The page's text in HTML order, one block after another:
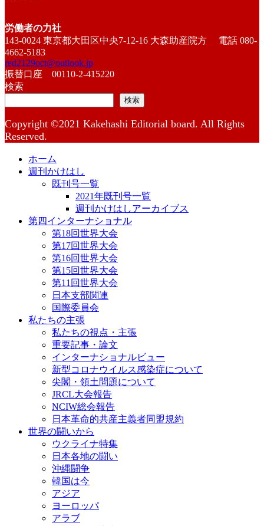
労働者の力社
143-0024 東京都大田区中央7-12-16 大森助産院方 電話 080-
4662-5183
red2129oct@outlook.jp
振替口座 00110-2-415220
検索
検索
Copyright ©2021 Kakehashi Editorial board. All Rights
Reserved.
ホーム
週刊かけはし
既刊号一覧
2021年既刊号一覧
週刊かけはしアーカイブス
第四インターナショナル
第18回世界大会
第17回世界大会
第16回世界大会
第15回世界大会
第11回世界大会
日本支部関連
国際委員会
私たちの主張
私たちの視点・主張
重要記事・論文
インターナショナルビュー
新型コロナウイルス感染症について
尖閣・領土問題について
JRCL大会報告
NCIW総会報告
日本革命的共産主義者同盟規約
世界の闘いから
ウクライナ特集
日本各地の闘い
沖縄闘争
韓国は今
アジア
ヨーロッパ
アラブ